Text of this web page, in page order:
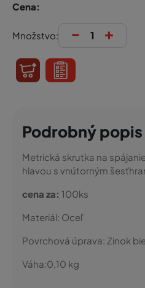
Cena:
Množstvo: - +
Podrobný popis
Metrická skrutka na
hlavou s vnútorným
cena za: 100ks
Materiál: Oceľ
Povrchová úprava: Zinok
Váha:0,10 kg